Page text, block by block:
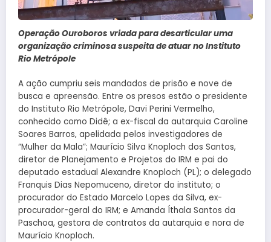
Operação Ouroboros vriada para desarticular uma
organização criminosa suspeita de atuar no Instituto
Rio Metrópole
A ação cumpriu seis mandados de prisão e nove de
busca e apreensão. Entre os presos estão o presidente
do Instituto Rio Metrópole, Davi Perini Vermelho,
conhecido como Didê; a ex-fiscal da autarquia Caroline
Soares Barros, apelidada pelos investigadores de
“Mulher da Mala”; Maurício Silva Knoploch dos Santos,
diretor de Planejamento e Projetos do IRM e pai do
deputado estadual Alexandre Knoploch (PL); o delegado
Franquis Dias Nepomuceno, diretor do instituto; o
procurador do Estado Marcelo Lopes da Silva, ex-
procurador-geral do IRM; e Amanda Íthala Santos da
Paschoa, gestora de contratos da autarquia e nora de
Maurício Knoploch.